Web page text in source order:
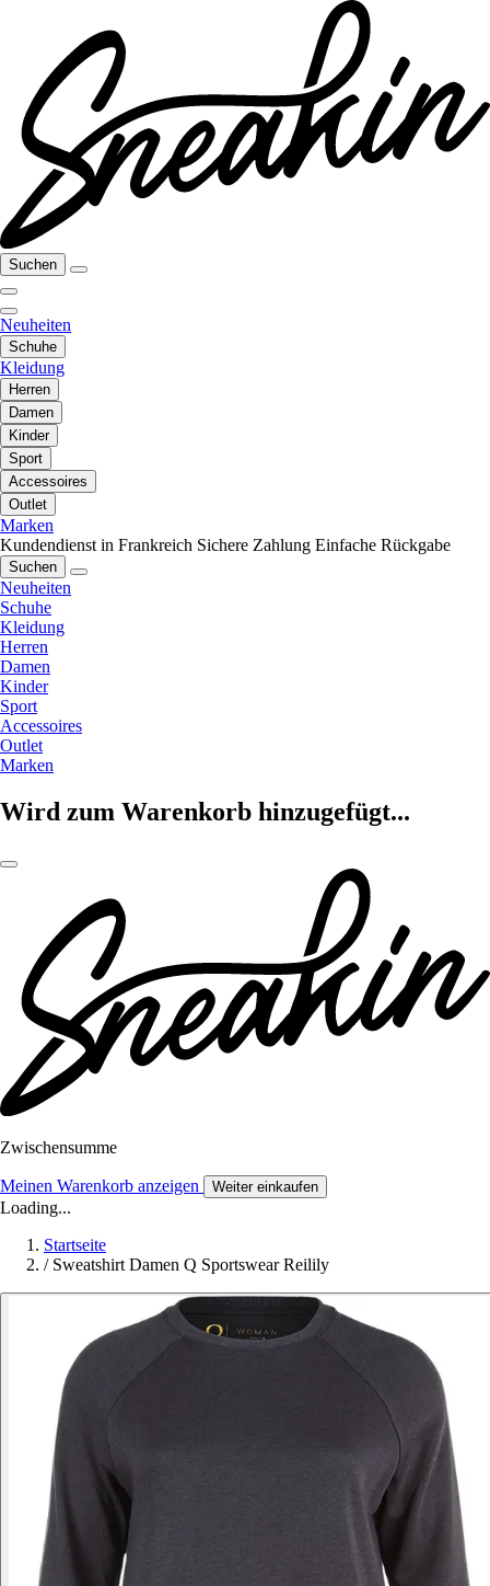
Suchen
Neuheiten
Schuhe
Kleidung
Herren
Damen
Kinder
Sport
Accessoires
Outlet
Marken
Kundendienst in Frankreich Sichere Zahlung Einfache Rückgabe
Suchen
Neuheiten
Schuhe
Kleidung
Herren
Damen
Kinder
Sport
Accessoires
Outlet
Marken
Wird zum Warenkorb hinzugefügt...
Zwischensumme
Meinen Warenkorb anzeigen Weiter einkaufen
Loading...
Startseite
/ Sweatshirt Damen Q Sportswear Reilily